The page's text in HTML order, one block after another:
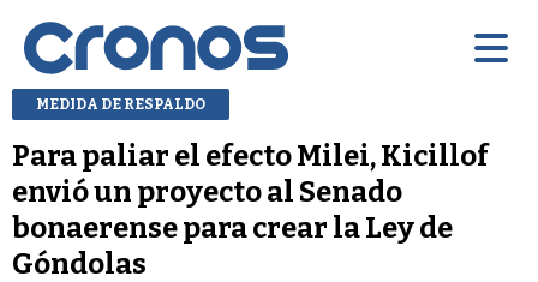
MEDIDA DE RESPALDO
Para paliar el efecto Milei, Kicillof
envió un proyecto al Senado
bonaerense para crear la Ley de
Góndolas